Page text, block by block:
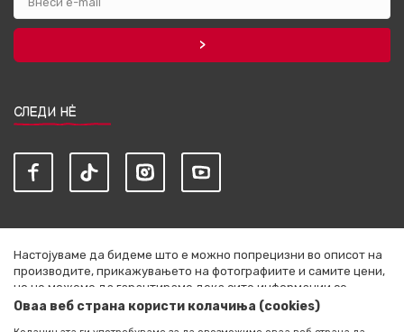
СЛЕДИ НЀ
Настојуваме да бидеме што е можно попрецизни во описот на
производите, прикажувањето на фотографиите и самите цени,
но не можеме да гарантираме дека сите информации се
комплетни и без грешки. Сите артикли прикажани на сајтот се
Оваа веб страна користи колачиња (cookies)